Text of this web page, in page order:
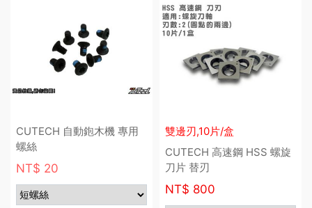
CUTECH 自動鉋木機 專用
螺絲
NT$ 20
雙邊刃,10片/盒
CUTECH 高速鋼 HSS 螺旋
刀片 替刃
NT$ 800